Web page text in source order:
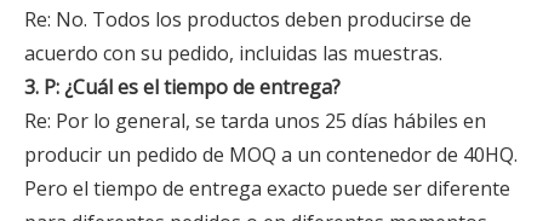
Re: No. Todos los productos deben producirse de
acuerdo con su pedido, incluidas las muestras.
3. P: ¿Cuál es el tiempo de entrega?
Re: Por lo general, se tarda unos 25 días hábiles en
producir un pedido de MOQ a un contenedor de 40HQ.
Pero el tiempo de entrega exacto puede ser diferente